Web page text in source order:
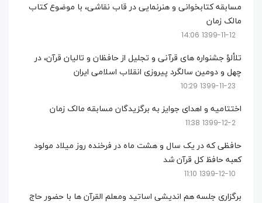
مسابقه کتابخوانی و هنرنمایی در قاب نقاشی، با موضوع کتاب
مالک زمان
1399-11-12 14:06
تلألؤ جشنواره های قرآنی و تجلیل از حافظان و تالیان قرآن، در
چهل و دومین سالگرد پیروزی انقلاب اسلامی ایران
1399-11-23 10:29
اختتامیه و اهدای جوایز به برگزیدگان مسابقه مالک زمان
1399-12-2 11:38
حافظی که در یک سال و هشت ماه در فرخنده روز میلاد مولود
کعبه حافظ کل قرآن شد
1399-12-10 11:10
برگزاری جلسه هم اندیشی اساتید ومعلم القرآن ها با حضور حاج